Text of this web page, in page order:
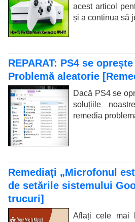
acest articol
și a continua să
REPARAT: PS4 se
Problemă aleatorie
Dacă PS4 se
soluțiile
remedia
Remediați „Microfonul
de setările sistemului
trucuri]
Aflați cele mai